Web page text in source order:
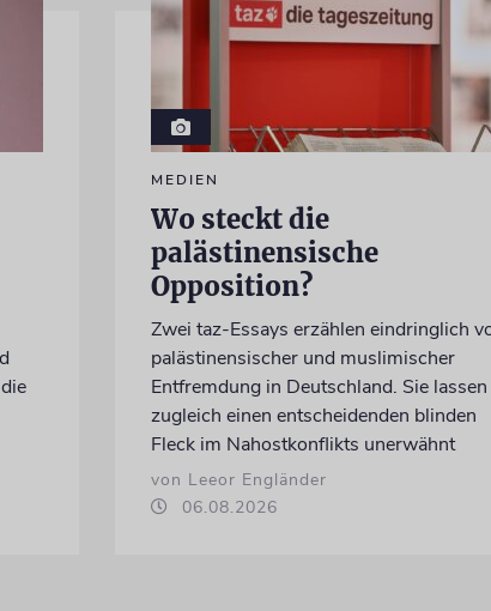
MEDIEN
Wo steckt die
palästinensische
Opposition?
Zwei taz-Essays erzählen eindringlich
palästinensischer und muslimischer
Entfremdung in Deutschland. Sie lassen
zugleich einen entscheidenden blinden
Fleck im Nahostkonflikts unerwähnt
von Leeor Engländer
06.08.2026